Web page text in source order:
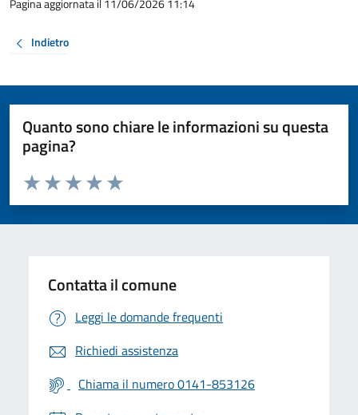
Pagina aggiornata il 11/06/2026 11:14
Indietro
Quanto sono chiare le informazioni su questa
pagina?
Valuta da 1 a 5 stelle la pagina
Valuta 5 stelle su 5
Valuta 4 stelle su 5
Valuta 3 stelle su 5
Valuta 2 stelle su 5
Valuta 1 stelle su 5
Contatta il comune
Leggi le domande frequenti
Richiedi assistenza
Chiama il numero 0141-853126